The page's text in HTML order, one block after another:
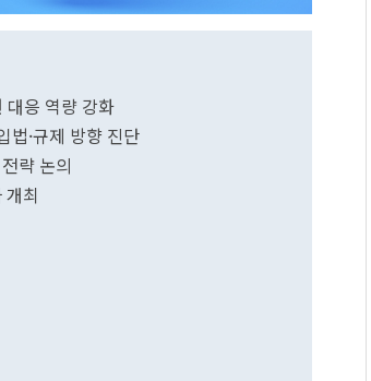
응 역량 강화
·규제 방향 진단
략 논의
최